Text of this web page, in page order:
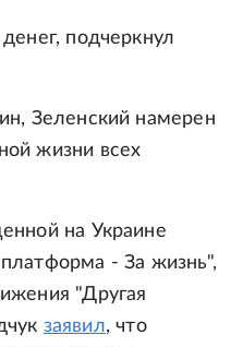
подчеркнул
Зеленский намерен
жизни всех
на Украине
- За жизнь",
"Другая
заявил, что